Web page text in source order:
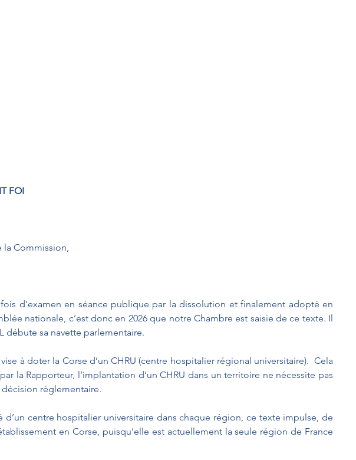
FOI
la Commission,
d’examen en séance publique par la dissolution et finalement adopté en
nationale, c’est donc en 2026 que notre Chambre est saisie de ce texte. Il
débute sa navette parlementaire.
à doter la Corse d’un CHRU (centre hospitalier régional universitaire).  Cela
la Rapporteur, l’implantation d’un CHRU dans un territoire ne nécessite pas
réglementaire.
d’un centre hospitalier universitaire dans chaque région, ce texte impulse, de
en Corse, puisqu’elle est actuellement la seule région de France